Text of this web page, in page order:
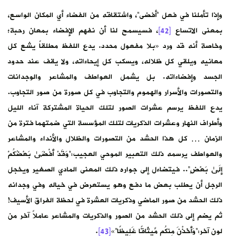
وإذا تأملنا في فعل “أفضى”، واشتقاقه من الفضاء أي المكان الواسع،
بمعنى الاتساع [42]
، فسيسمح لنا أن نفهم الإفضاء بمعان رحبة؛
وخاصة أنه قد ورد «بلا مفعول محدد. يدع اللفظ مطلقاً يشع كل
معانيه ويلقي كل ظلاله، ويسكب كل إيحاءاته، ولا يقف عند حدود
الجسد وإفضاءاته. بل يشمل العواطف والمشاعر والوجدانات
والتصورات والأسرار والهموم والتجاوب في كل صورة من صور التجاوب.
يدع اللفظ يرسم عشرات الصور لتلك الحياة المشتركة آناء الليل
وأطراف النهار وعشرات الذكريات لتلك المؤسسة التي ضمتهما فترة من
الزمان … كل هذا الحشد من التصورات والظلال والأنداء والمشاعر
والعواطف يرسمه ذلك التعبير الموحي العجيب:”وَقَدْ أَفْضَىٰ بَعْضُكُمْ
إِلَىٰ بَعْضٍ”.. فيتضاءل إلى جواره ذلك المعنى المادي الصغير ويخجل
الرجل أن يطلب بعض ما دفع وهو يستعرض في خياله وفي وجدانه
ذلك الحشد من صور الماضي وذكريات العشرة في لحظة الفراق الأسيف!
ثم يضم إلى ذلك الحشد من الصور والذكريات والمشاعر عاملاً آخر من
لون آخر:”وَأَخَذْنَ مِنكُم مِّيثَاقًا غَلِيظًا”»[43]
.